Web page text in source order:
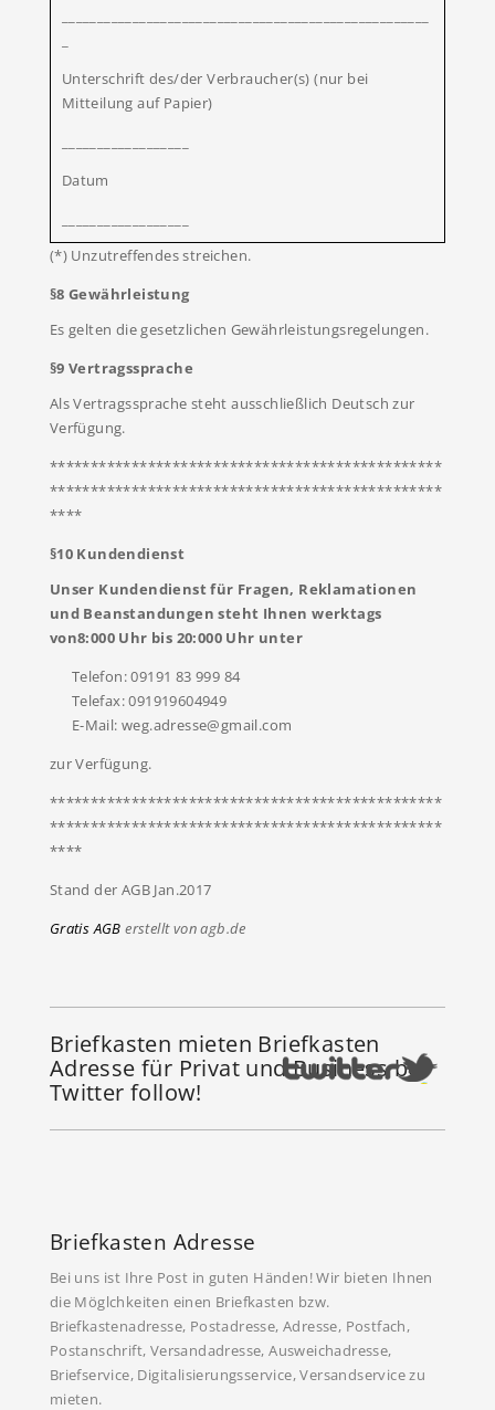
Unterschrift des/der Verbraucher(s) (nur bei
Mitteilung auf Papier)
Datum
(*) Unzutreffendes streichen.
§8 Gewährleistung
Es gelten die gesetzlichen Gewährleistungsregelungen.
§9 Vertragssprache
Als Vertragssprache steht ausschließlich Deutsch zur
Verfügung.
************************************************
************************************************
****
§10 Kundendienst
Unser Kundendienst für Fragen, Reklamationen
und Beanstandungen steht Ihnen werktags
von8:000 Uhr bis 20:000 Uhr unter
Telefon: 09191 83 999 84
Telefax: 091919604949
E-Mail: weg.adresse@gmail.com
zur Verfügung.
************************************************
************************************************
****
Stand der AGB Jan.2017
Gratis AGB erstellt von agb.de
Briefkasten mieten Briefkasten
Adresse für Privat und Business bei
Twitter follow!
Briefkasten Adresse
Bei uns ist Ihre Post in guten Händen! Wir bieten Ihnen
die Möglchkeiten einen Briefkasten bzw.
Briefkastenadresse, Postadresse, Adresse, Postfach,
Postanschrift, Versandadresse, Ausweichadresse,
Briefservice, Digitalisierungsservice, Versandservice zu
mieten.